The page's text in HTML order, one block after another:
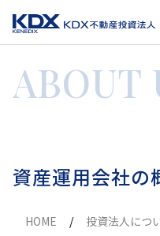
資産運用会社の
ABOUT
HOME 投資法人につ